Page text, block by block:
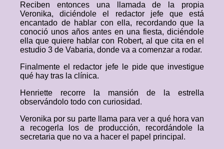
Reciben entonces una llamada de la propia
Veronika, diciéndole el redactor jefe que está
encantado de hablar con ella, recordando que la
conoció unos años antes en una fiesta, diciéndole
ella que quiere hablar con Robert, al que cita en el
estudio 3 de Vabaria, donde va a comenzar a rodar.
Finalmente el redactor jefe le pide que investigue
qué hay tras la clínica.
Henriette recorre la mansión de la estrella
observándolo todo con curiosidad.
Veronika por su parte llama para ver a qué hora van
a recogerla los de producción, recordándole la
secretaria que no va a hacer el papel principal.